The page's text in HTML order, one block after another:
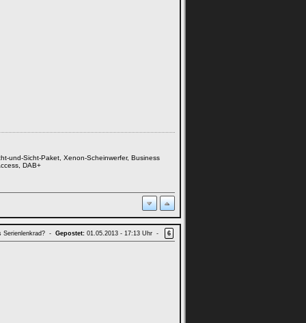
und-Sicht-Paket, Xenon-Scheinwerfer, Business
DAB+
Serienlenkrad? - Gepostet: 01.05.2013 - 17:13 Uhr - 6